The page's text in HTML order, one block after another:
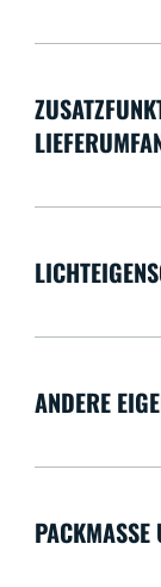
ANDERE
PACKMASSE